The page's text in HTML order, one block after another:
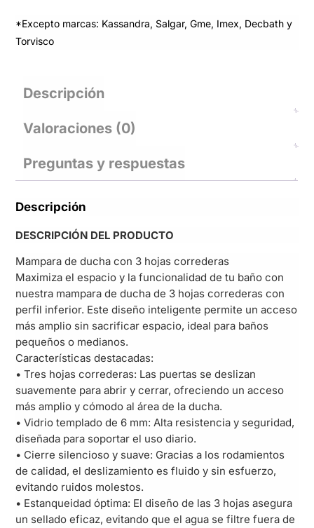
*Excepto marcas: Kassandra, Salgar, Gme, Imex, Decbath y
Torvisco
Descripción
Valoraciones (0)
Preguntas y respuestas
Descripción
DESCRIPCIÓN DEL PRODUCTO
Mampara de ducha con 3 hojas correderas
Maximiza el espacio y la funcionalidad de tu baño con
nuestra mampara de ducha de 3 hojas correderas con
perfil inferior. Este diseño inteligente permite un acceso
más amplio sin sacrificar espacio, ideal para baños
pequeños o medianos.
Características destacadas:
• Tres hojas correderas: Las puertas se deslizan
suavemente para abrir y cerrar, ofreciendo un acceso
más amplio y cómodo al área de la ducha.
• Vidrio templado de 6 mm: Alta resistencia y seguridad,
diseñada para soportar el uso diario.
• Cierre silencioso y suave: Gracias a los rodamientos
de calidad, el deslizamiento es fluido y sin esfuerzo,
evitando ruidos molestos.
• Estanqueidad óptima: El diseño de las 3 hojas asegura
un sellado eficaz, evitando que el agua se filtre fuera de